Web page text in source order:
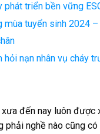
triển bền vững
mùa tuyển sinh 2024
nạn nhân vụ cháy
đến nay luôn được
phải nghề nào cũng